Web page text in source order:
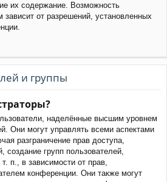
их содержание. Возможность
зависит от разрешений, установленных
и группы
наделённые высшим уровнем
Они могут управлять всеми аспектами
разграничение прав доступа,
создание групп пользователей,
п., в зависимости от прав,
конференции. Они также могут